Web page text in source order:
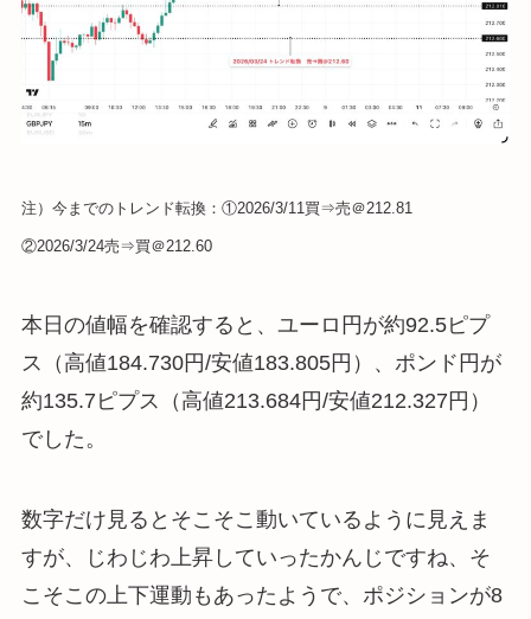
注）今までのトレンド転換：①2026/3/11買⇒売＠212.81
②2026/3/24売⇒買＠212.60
本日の値幅を確認すると、ユーロ円が約92.5ピプ
ス（高値184.730円/安値183.805円）、ポンド円が
約135.7ピプス（高値213.684円/安値212.327円）
でした。
数字だけ見るとそこそこ動いているように見えま
すが、じわじわ上昇していったかんじですね、そ
こそこの上下運動もあったようで、ポジションが8